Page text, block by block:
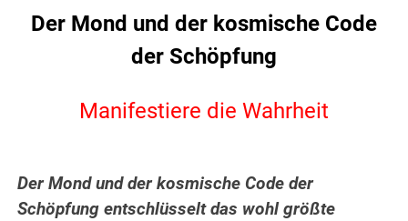
Der Mond und der kosmische Code
der Schöpfung
Manifestiere die Wahrheit
Der Mond und der kosmische Code der
Schöpfung entschlüsselt das wohl größte